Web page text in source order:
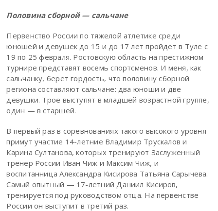
Половина сборной — сальчане
Первенство России по тяжелой атлетике среди
юношей и девушек до 15 и до 17 лет пройдет в Туле с
19 по 25 февраля. Ростовскую область на престижном
турнире представят восемь спортсменов. И меня, как
сальчанку, берет гордость, что половину сборной
региона составляют сальчане: два юноши и две
девушки. Трое выступят в младшей возрастной группе,
один — в старшей.
В первый раз в соревнованиях такого высокого уровня
примут участие 14-летние Владимир Трускалов и
Карина Султанова, которых тренируют Заслуженный
тренер России Иван Чиж и Максим Чиж, и
воспитанница Александра Кисирова Татьяна Сарычева.
Самый опытный — 17-летний Даниил Кисиров,
тренируется под руководством отца. На первенстве
России он выступит в третий раз.